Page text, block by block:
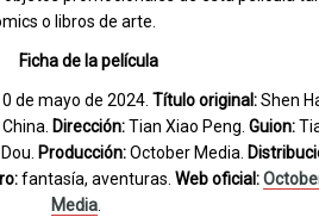
o libros de arte.
Ficha de la película
de mayo de 2024. Título original:Shen
Dirección:Tian Xiao Peng. Guion:
Producción:October Media.
fantasía, aventuras. Web oficial:
Media.